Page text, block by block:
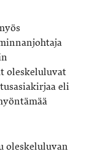
oleskeluluvat
eli
oleskeluluvan